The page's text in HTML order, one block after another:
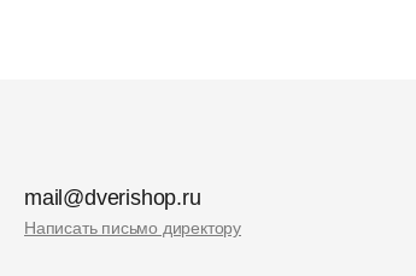
mail@dverishop.ru
Написать письмо директору